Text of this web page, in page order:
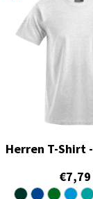
€7,79